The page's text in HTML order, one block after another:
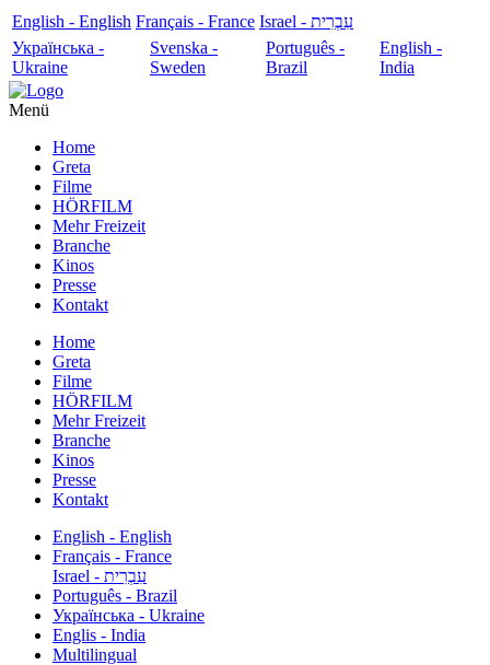
English - English Français - France
עִבְרִית - Israel
Українська -
Ukraine
Svenska -
Sweden
Português -
Brazil
English -
India
Menü
Home
Greta
Filme
HÖRFILM
Mehr Freizeit
Branche
Kinos
Presse
Kontakt
Home
Greta
Filme
HÖRFILM
Mehr Freizeit
Branche
Kinos
Presse
Kontakt
English - English
Français - France
עִבְרִית - Israel
Português - Brazil
Українська - Ukraine
Englis - India
Multilingual